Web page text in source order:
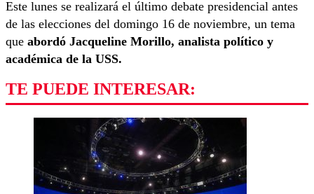
Este lunes se realizará el último debate presidencial antes
de las elecciones del domingo 16 de noviembre, un tema
que abordó Jacqueline Morillo, analista político y
académica de la USS.
TE PUEDE INTERESAR: